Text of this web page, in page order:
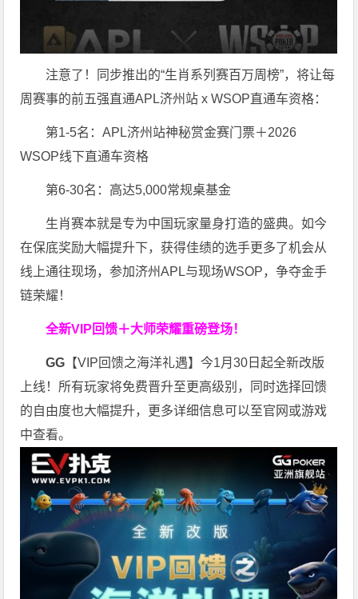
注意了！同步推出的“生肖系列赛百万周榜”，将让每
周赛事的前五强直通APL济州站 x WSOP直通车资格：
第1-5名：APL济州站神秘赏金赛门票＋2026
WSOP线下直通车资格
第6-30名：高达5,000常规桌基金
生肖赛本就是专为中国玩家量身打造的盛典。如今
在保底奖励大幅提升下，获得佳绩的选手更多了机会从
线上通往现场，参加济州APL与现场WSOP，争夺金手
链荣耀！
全新VIP回馈＋大师荣耀重磅登场！
GG 【VIP回馈之海洋礼遇】今1月30日起全新改版
上线！所有玩家将免费晋升至更高级别，同时选择回馈
的自由度也大幅提升，更多详细信息可以至官网或游戏
中查看。